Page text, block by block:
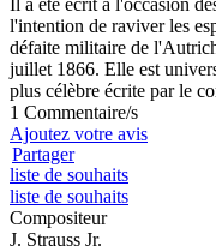
l'intention de raviver les
défaite militaire de
juillet 1866. Elle est
plus célèbre écrite par le
1 Commentaire/s
Ajoutez votre avis
Partager
liste de souhaits
liste de souhaits
Compositeur
J. Strauss Jr.